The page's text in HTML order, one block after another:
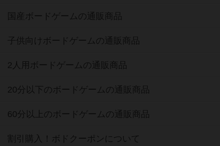
国産ボードゲームの通販商品
子供向けボードゲームの通販商品
2人用ボードゲームの通販商品
20分以下のボードゲームの通販商品
60分以上のボードゲームの通販商品
割引購入！ボドクーポンについて